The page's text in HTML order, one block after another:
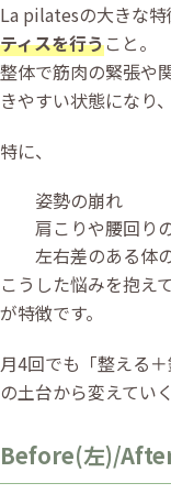
La pilatesの大きな特
ティスを行うこと。
整体で筋肉の緊張や
きやすい状態になり
特に、
姿勢の崩れ
肩こりや腰回り
左右差のある体
こうした悩みを抱え
が特徴です。
月4回でも「整える
の土台から変えてい
Before(左)/